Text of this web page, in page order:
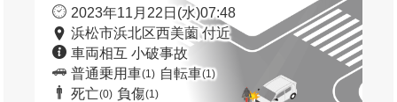
2023年11月22日(水)07:48
浜松市浜北区西美薗 付近
車両相互 小破事故
普通乗用車(1) 自転車(1)
死亡(0) 負傷(1)